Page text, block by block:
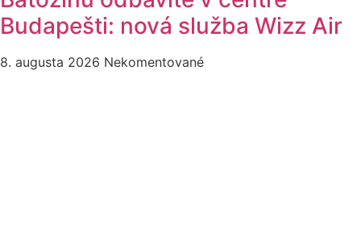
Budapešti: nová služba Wizz Air
8. augusta 2026 Nekomentované